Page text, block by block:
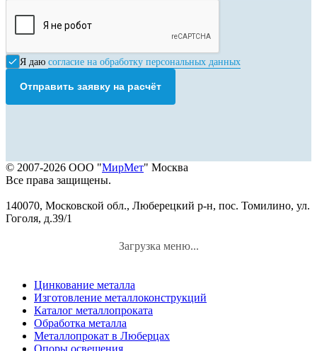
Я даю согласие на обработку персональных данных
Отправить заявку на расчёт
© 2007-2026 ООО "МирМет" Москва
Все права защищены.
140070, Московской обл., Люберецкий р-н, пос. Томилино, ул.
Гоголя, д.39/1
Загрузка меню...
Цинкование металла
Изготовление металлоконструкций
Каталог металлопроката
Обработка металла
Металлопрокат в Люберцах